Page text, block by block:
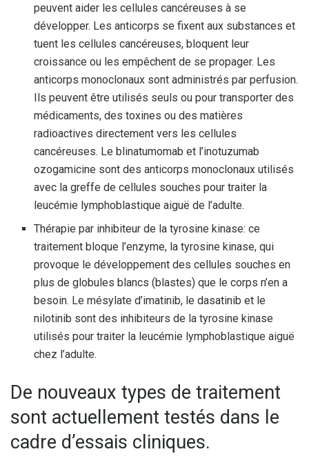
peuvent aider les cellules cancéreuses à se
développer. Les anticorps se fixent aux substances et
tuent les cellules cancéreuses, bloquent leur
croissance ou les empêchent de se propager. Les
anticorps monoclonaux sont administrés par perfusion.
Ils peuvent être utilisés seuls ou pour transporter des
médicaments, des toxines ou des matières
radioactives directement vers les cellules
cancéreuses. Le blinatumomab et l’inotuzumab
ozogamicine sont des anticorps monoclonaux utilisés
avec la greffe de cellules souches pour traiter la
leucémie lymphoblastique aiguë de l’adulte.
Thérapie par inhibiteur de la tyrosine kinase: ce
traitement bloque l’enzyme, la tyrosine kinase, qui
provoque le développement des cellules souches en
plus de globules blancs (blastes) que le corps n’en a
besoin. Le mésylate d’imatinib, le dasatinib et le
nilotinib sont des inhibiteurs de la tyrosine kinase
utilisés pour traiter la leucémie lymphoblastique aiguë
chez l’adulte.
De nouveaux types de traitement
sont actuellement testés dans le
cadre d’essais cliniques.